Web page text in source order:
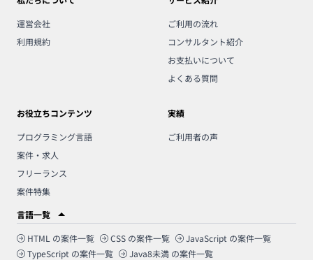
運営会社
利用規約
ご利用の流れ
コンサルタント紹介
お支払いについて
よくある質問
お役立ちコンテンツ
プログラミング言語
案件・求人
フリーランス
案件特集
実績
ご利用者の声
言語一覧
HTML の案件一覧 CSS の案件一覧 JavaScript の案件一覧
TypeScript の案件一覧 Java8未満 の案件一覧